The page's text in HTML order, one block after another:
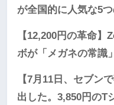
が全国的に人気な5
【12,200円の革命
ボが「メガネの常識
【7月11日、セブン
出した。3,850円のT